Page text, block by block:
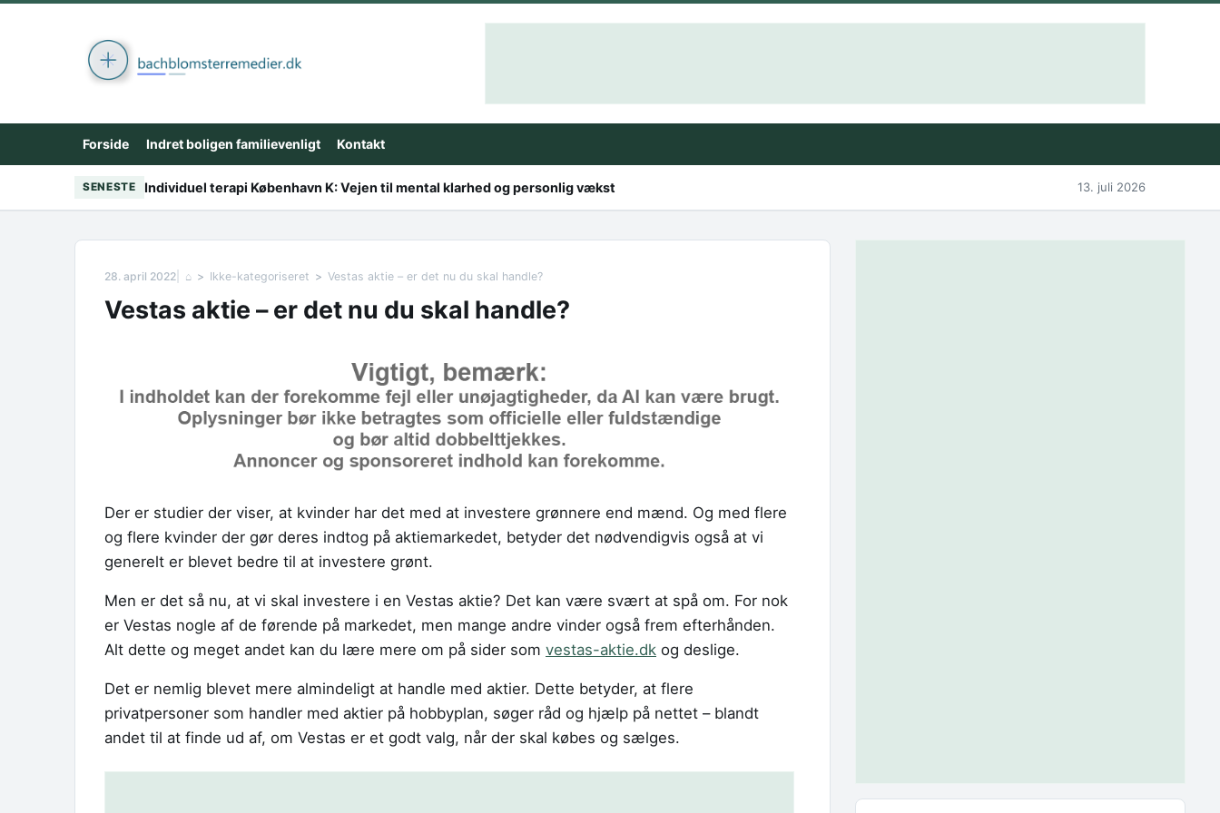
Forside Indret boligen familievenligt Kontakt
SENESTE Individuel terapi København K: Vejen til mental klarhed og personlig vækst 13. juli 2026
28. april 2022 ⌂ Ikke-kategoriseret Vestas aktie – er det nu du skal handle?
Vestas aktie – er det nu du skal handle?
Der er studier der viser, at kvinder har det med at investere grønnere end mænd. Og med flere
og flere kvinder der gør deres indtog på aktiemarkedet, betyder det nødvendigvis også at vi
generelt er blevet bedre til at investere grønt.
Men er det så nu, at vi skal investere i en Vestas aktie? Det kan være svært at spå om. For nok
er Vestas nogle af de førende på markedet, men mange andre vinder også frem efterhånden.
Alt dette og meget andet kan du lære mere om på sider som vestas-aktie.dk og deslige.
Det er nemlig blevet mere almindeligt at handle med aktier. Dette betyder, at flere
privatpersoner som handler med aktier på hobbyplan, søger råd og hjælp på nettet – blandt
andet til at finde ud af, om Vestas er et godt valg, når der skal købes og sælges.